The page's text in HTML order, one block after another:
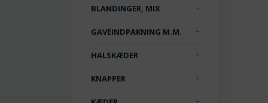
BLANDINGER, MIX
GAVEINDPAKNING M.M.
HALSKÆDER
KNAPPER